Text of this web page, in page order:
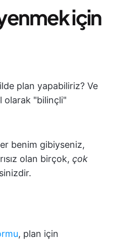
için
plan yapabiliriz? Ve
olarak "bilinçli"
benim gibiyseniz,
olan birçok, çok
, plan için